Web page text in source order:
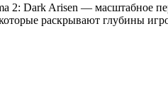
2: Dark Arisen —
раскрывают глубины